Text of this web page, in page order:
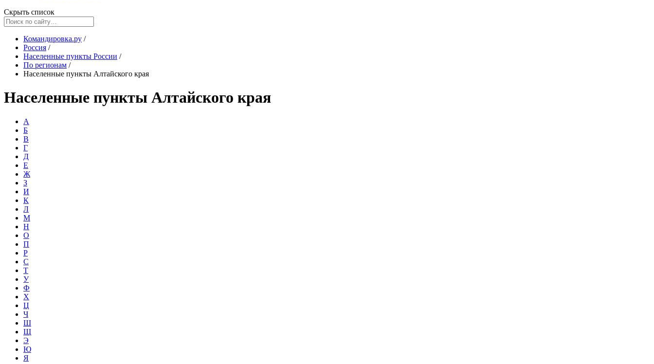
Скрыть список
Командировка.ру /
Россия /
Населенные пункты России /
По регионам /
Населенные пункты Алтайского края
Населенные пункты Алтайского края
А
Б
В
Г
Д
Е
Ж
З
И
К
Л
М
Н
О
П
Р
С
Т
У
Ф
Х
Ц
Ч
Ш
Щ
Э
Ю
Я